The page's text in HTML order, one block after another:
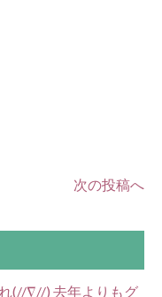
次の投稿へ
(//∇//) 去年よりもグ